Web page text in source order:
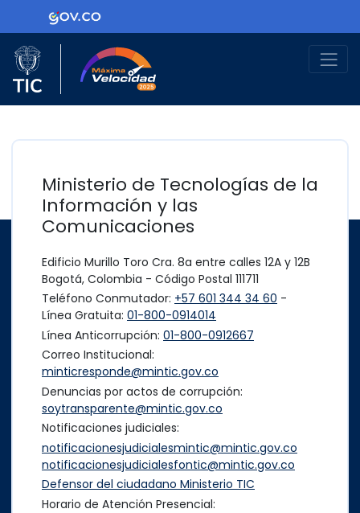
Ir al contenido principalLogo Gobierno de Colombia
Logo del Ministerio TIC
Ministerio de Tecnologías de la
Información y las
Comunicaciones
Edificio Murillo Toro Cra. 8a entre calles 12A y 12B
Bogotá, Colombia - Código Postal 111711
Teléfono Conmutador: +57 601 344 34 60 -
Línea Gratuita: 01-800-0914014
Línea Anticorrupción: 01-800-0912667
Correo Institucional:
minticresponde@mintic.gov.co
Denuncias por actos de corrupción:
soytransparente@mintic.gov.co
Notificaciones judiciales:
notificacionesjudicialesmintic@mintic.gov.co
notificacionesjudicialesfontic@mintic.gov.co
Defensor del ciudadano Ministerio TIC
Horario de Atención Presencial: